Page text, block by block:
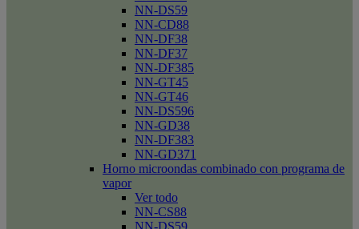
NN-DS59
NN-CD88
NN-DF38
NN-DF37
NN-DF385
NN-GT45
NN-GT46
NN-DS596
NN-GD38
NN-DF383
NN-GD371
Horno microondas combinado con programa de
vapor
Ver todo
NN-CS88
NN-DS59